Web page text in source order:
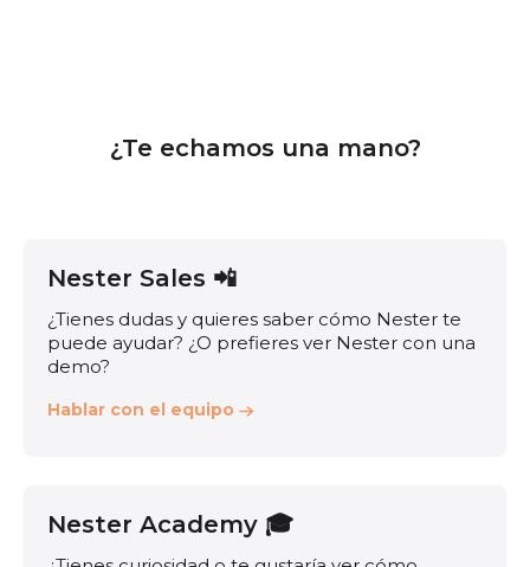
¿Te echamos una mano?
Nester Sales 📲
¿Tienes dudas y quieres saber cómo Nester te
puede ayudar? ¿O prefieres ver Nester con una
demo?
Hablar con el equipo
Nester Academy 🎓